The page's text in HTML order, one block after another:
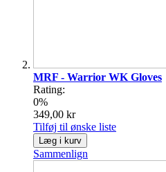
MRF - Warrior WK Gloves
Rating:
0%
349,00 kr
Tilføj til ønske liste
Læg i kurv
Sammenlign